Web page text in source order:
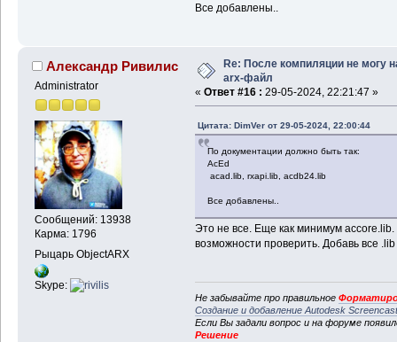
Все добавлены..
Александр Ривилис
Administrator
Сообщений: 13938
Карма: 1796
Рыцарь ObjectARX
Skype:
Re: После компиляции не могу
arx-файл
« Ответ #16 : 29-05-2024, 22:21:47 »
Цитата: DimVer от 29-05-2024, 22:00:44
По документации должно быть так:
AcEd
acad.lib, rxapi.lib, acdb24.lib
Все добавлены..
Это не все. Еще как минимум
возможности проверить. Добавь все
Не забывайте про правильное
Создание и добавление Autodesk
Если Вы задали вопрос и на форуме
Решение